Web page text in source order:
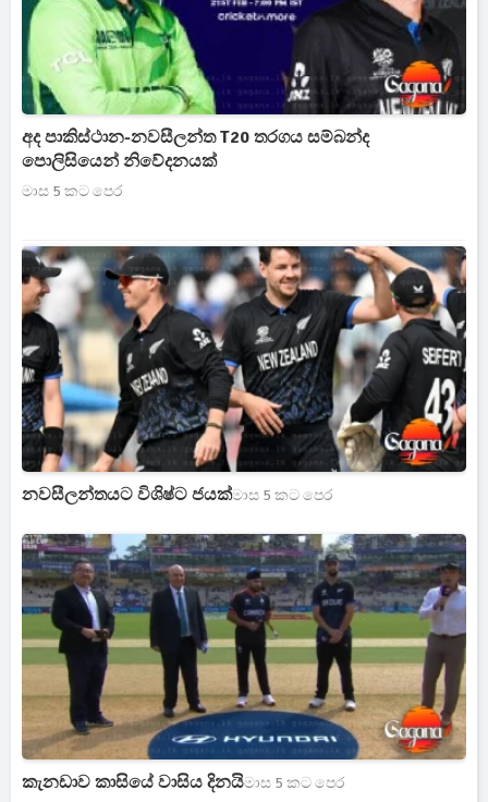
අද පාකිස්ථාන-නවසීලන්ත T20 තරගය සම්බන්ද
පොලිසියෙන් නිවේදනයක්
මාස 5 කට පෙර
නවසීලන්තයට විශිෂ්ට ජයක්මාස 5 කට පෙර
කැනඩාව කාසියේ වාසිය දිනයිමාස 5 කට පෙර